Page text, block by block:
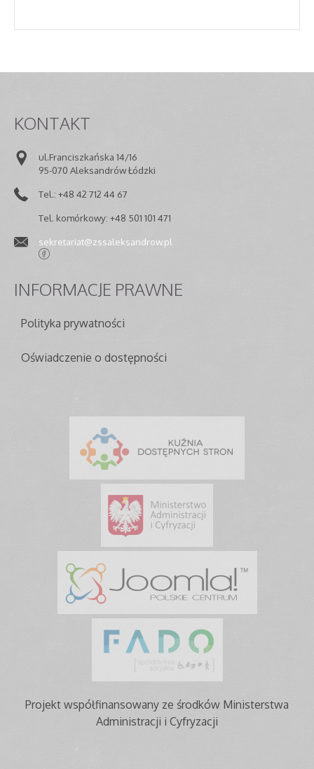
KONTAKT
ul.Franciszkańska 14/16
95-070 Aleksandrów Łódzki
Tel.: +48 42 712 44 67
Tel. komórkowy: +48 501 101 471
sekretariat@zssaleksandrow.pl
INFORMACJE PRAWNE
Polityka prywatności
Oświadczenie o dostępności
Projekt współfinansowany ze środków Ministerstwa
Administracji i Cyfryzacji